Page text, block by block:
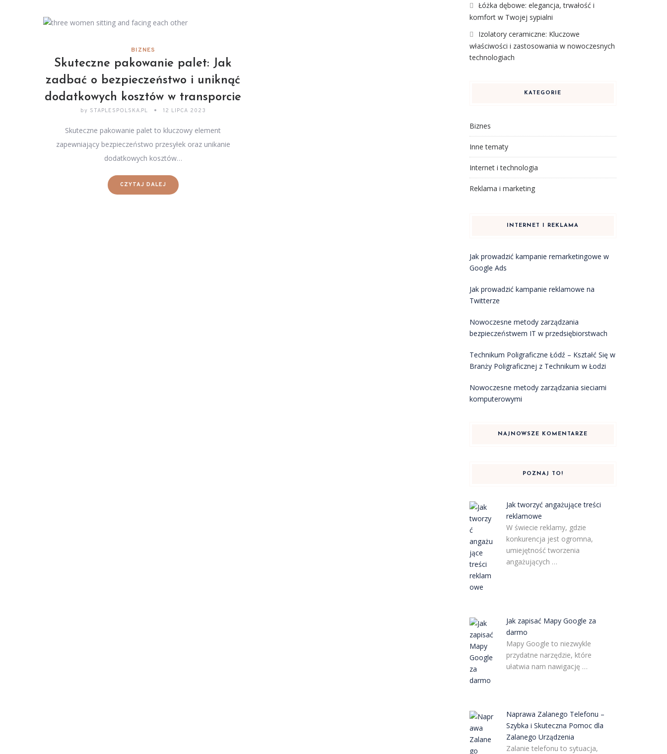
BIZNES
Skuteczne pakowanie palet: Jak
zadbać o bezpieczeństwo i uniknąć
dodatkowych kosztów w transporcie
by STAPLESPOLSKA.PL 12 LIPCA 2023
Skuteczne pakowanie palet to kluczowy element
zapewniający bezpieczeństwo przesyłek oraz unikanie
dodatkowych kosztów…
CZYTAJ DALEJ
Łóżka dębowe: elegancja, trwałość i
komfort w Twojej sypialni
Izolatory ceramiczne: Kluczowe
właściwości i zastosowania w nowoczesnych
technologiach
KATEGORIE
Biznes
Inne tematy
Internet i technologia
Reklama i marketing
INTERNET I REKLAMA
Jak prowadzić kampanie remarketingowe w
Google Ads
Jak prowadzić kampanie reklamowe na
Twitterze
Nowoczesne metody zarządzania
bezpieczeństwem IT w przedsiębiorstwach
Technikum Poligraficzne Łódź – Kształć Się w
Branży Poligraficznej z Technikum w Łodzi
Nowoczesne metody zarządzania sieciami
komputerowymi
NAJNOWSZE KOMENTARZE
POZNAJ TO!
Jak tworzyć angażujące treści
reklamowe
W świecie reklamy, gdzie
konkurencja jest ogromna,
umiejętność tworzenia
angażujących …
Jak zapisać Mapy Google za
darmo
Mapy Google to niezwykle
przydatne narzędzie, które
ułatwia nam nawigację …
Naprawa Zalanego Telefonu –
Szybka i Skuteczna Pomoc dla
Zalanego Urządzenia
Zalanie telefonu to sytuacja,